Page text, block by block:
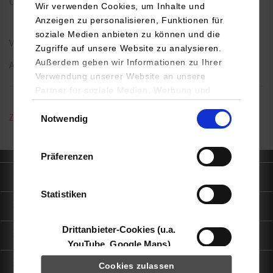
Wir verwenden Cookies, um Inhalte und
Anzeigen zu personalisieren, Funktionen für
soziale Medien anbieten zu können und die
Zugriffe auf unsere Website zu analysieren.
Außerdem geben wir Informationen zu Ihrer
Verwendung unserer Website an unsere
Partner für soziale Medien, Werbung und
YouTube, Google Maps) führen diese
Daten zusammen, die Sie ihnen bereitgestellt
haben oder die sie im Rahmen Ihrer Nutzung
Notwendig
Präferenzen
Statistiken
Drittanbieter-Cookies (u.a.
YouTube, Google Maps)
Cookies zulassen
Ort
Waldhörnlestraße 17
72072 Tübingen
Veranstalter DHBW Stuttgart Campus Horb
Anmeldung Jetzt anmelden
Zur Übersicht